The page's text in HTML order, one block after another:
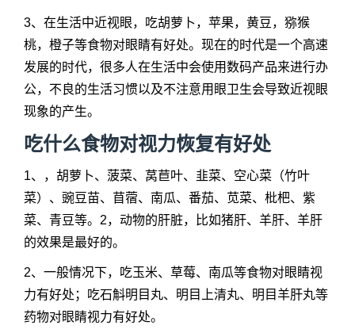
3、在生活中近视眼，吃胡萝卜，苹果，黄豆，猕猴
桃，橙子等食物对眼睛有好处。现在的时代是一个高速
发展的时代，很多人在生活中会使用数码产品来进行办
公，不良的生活习惯以及不注意用眼卫生会导致近视眼
现象的产生。
吃什么食物对视力恢复有好处
1、，胡萝卜、菠菜、莴苣叶、韭菜、空心菜（竹叶
菜）、豌豆苗、苜蓿、南瓜、番茄、苋菜、枇杷、紫
菜、青豆等。2，动物的肝脏，比如猪肝、羊肝、羊肝
的效果是最好的。
2、一般情况下，吃玉米、草莓、南瓜等食物对眼睛视
力有好处；吃石斛明目丸、明目上清丸、明目羊肝丸等
药物对眼睛视力有好处。